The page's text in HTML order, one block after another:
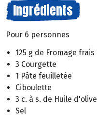
Ingrédients
Pour 6 personnes
125 g de Fromage frais
3 Courgette
1 Pâte feuilletée
Ciboulette
3 c. à s. de Huile d'olive
Sel